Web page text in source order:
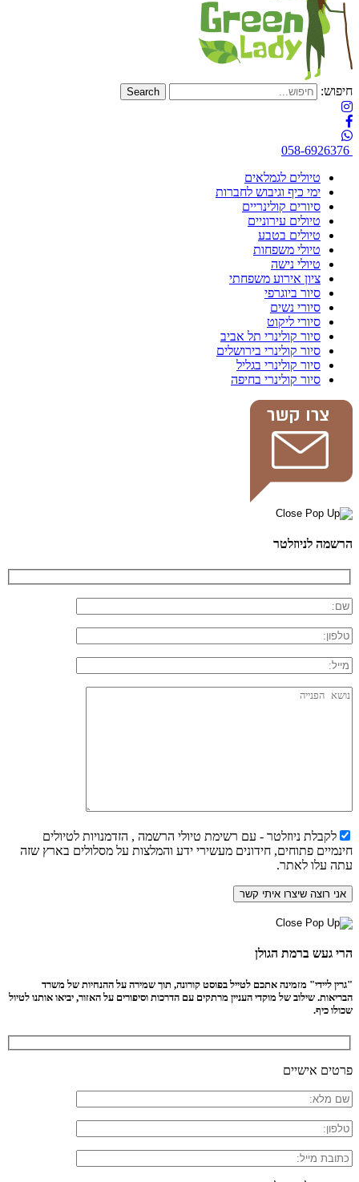
חיפוש:
058-6926376
טיולים לגמלאים
ימי כיף וגיבוש לחברות
סיורים קולינריים
טיולים עירוניים
טיולים בטבע
טיולי משפחות
טיולי נישה
ציון אירוע משפחתי
סיור ביוגרפי
סיורי נשים
סיורי ליקוט
סיור קולינרי תל אביב
סיור קולינרי בירושלים
סיור קולינרי בגליל
סיור קולינרי בחיפה
הרשמה לניוזלטר
לקבלת ניוזלטר - עם רשימת טיולי הרשמה , הזדמנויות לטיולים
חינמיים פתוחים, חידונים מעשירי ידע והמלצות על מסלולים בארץ שזה
עתה עלו לאתר.
הרי געש ברמת הגולן
"גרין ליידי" מזמינה אתכם לטייל בפוסט קורונה, תוך שמירה על ההנחיות של משרד
הבריאות. שילוב של מוקדי העניין מרתקים עם הדרכות וסיפורים על האזור, יביאו אותנו לטיול
שכולו כיף.
פרטים אישיים